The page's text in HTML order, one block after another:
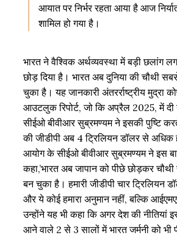
आयात पर निर्भर रहता आया है आज
शामिल हो गया है।
भारत ने वैश्विक अर्थव्यवस्था में बड़ी छलांग
छोड़ दिया है। भारत अब दुनिया की चौथी
चुका है। यह जानकारी अंतरर्राष्ट्रीय मुद्रा
आउटलुक रिपोर्ट, जो कि अप्रैल 2025, में
सीईओ बीवीआर सुब्रमण्यम ने इसकी पुष्टि
की जीडीपी अब 4 ट्रिलियन डॉलर से अधिक
आयोग के सीईओ बीवीआर सुब्रमण्यम ने इस
कहा,’भारत अब जापान को पीछे छोड़कर
बन चुका है। हमारी जीडीपी चार ट्रिलियन
और ये कोई हमारा अनुमान नहीं, बल्कि
उन्होंने यह भी कहा कि अगर देश की नीतियां
आने वाले 2 से 3 सालों में भारत जर्मनी को भी